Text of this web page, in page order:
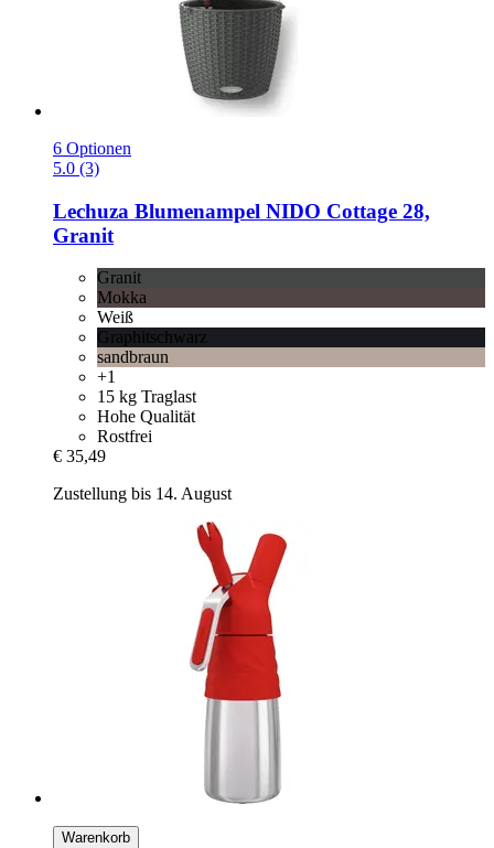
6 Optionen
5.0 (3)
Lechuza Blumenampel NIDO Cottage 28,
Granit
Granit
Mokka
Weiß
Graphitschwarz
sandbraun
+1
15 kg Traglast
Hohe Qualität
Rostfrei
€ 35,49
Zustellung bis 14. August
Warenkorb